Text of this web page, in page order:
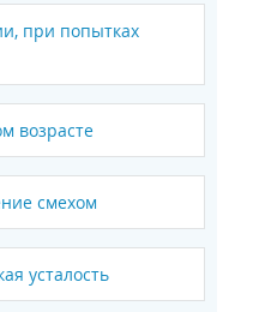
при попытках
возрасте
смехом
усталость